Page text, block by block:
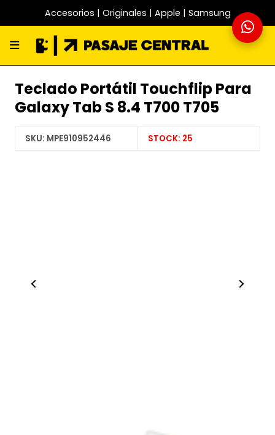
Accesorios | Originales | Apple | Samsung
Teclado Portátil Touchflip Para
Galaxy Tab S 8.4 T700 T705
SKU: MPE910952446 STOCK: 25